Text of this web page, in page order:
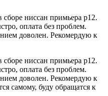
ниссан примьера р12.
оплата без проблем.
доволен. Рекомердую к
ниссан примьера р12.
оплата без проблем.
доволен. Рекомердую к
самому, буду обращатся к